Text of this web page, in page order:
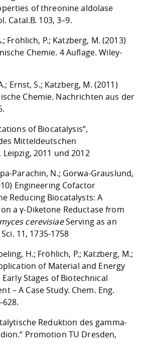
of threonine aldolase
Catal.B. 103, 3–9.
Fröhlich, P.; Katzberg, M. (2013)
Chemie. 4 Auflage. Wiley-
Ernst, S.; Katzberg, M. (2011)
Chemie. Nachrichten aus der
of Biocatalysis“,
Mitteldeutschen
2011 und 2012
Parachin, N.; Gorwa-Grauslund,
Engineering Cofactor
Reducing Biocatalysts: A
a γ-Diketone Reductase from
cerevisiaeServing as an
Sci. 11, 1735-1758
H.; Fröhlich, P.; Katzberg, M.;
of Material and Energy
Stages of Biotechnical
– A Case Study. Chem. Eng.
Reduktion des gamma-
Promotion TU Dresden,